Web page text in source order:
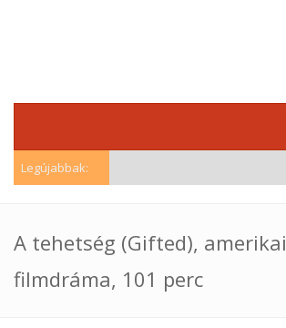
Legújabbak:
A tehetség (Gifted), amerikai
filmdráma, 101 perc